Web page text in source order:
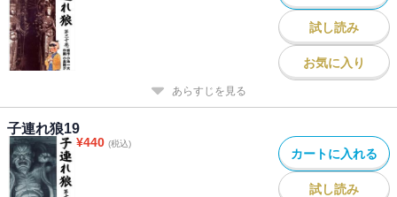
試し読み
お気に入り
あらすじを見る
子連れ狼19
¥440 (税込)
カートに入れる
試し読み